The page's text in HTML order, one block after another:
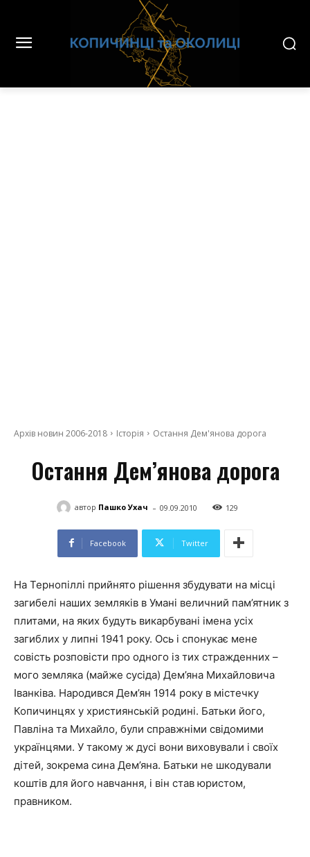
Архів новин 2006-2018 Історія Остання Дем'янова дорога
Остання Дем’янова дорога
автор Пашко Ухач - 09.09.2010 129
Facebook Twitter
На Тернопіллі прийнято рішення збудувати на місці
загибелі наших земляків в Умані величний пам’ятник з
плитами, на яких будуть викарбувані імена усіх
загиблих у липні 1941 року. Ось і спонукає мене
совість розповісти про одного із тих стражденних –
мого земляка (майже сусіда) Дем’яна Михайловича
Іванківа. Народився Дем’ян 1914 року в містечку
Копичинцях у християнській родині. Батьки його,
Павліна та Михайло, були справжніми свідомими
українцями. У такому ж дусі вони виховували і своїх
дітей, зокрема сина Дем’яна. Батьки не шкодували
коштів для його навчання, і він став юристом,
правником.